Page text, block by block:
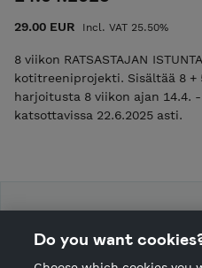
29.00 EUR Incl. VAT 25.50%
8 viikon RATSASTAJAN
kotitreeniprojekti. Sisältää 8
harjoitusta 8 viikon ajan 14.4.
katsottavissa 22.6.2025 asti.
Shop Terms and Conditions
Do you want